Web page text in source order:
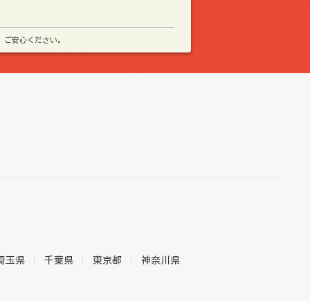
安心ください。
玉県 千葉県 東京都 神奈川県